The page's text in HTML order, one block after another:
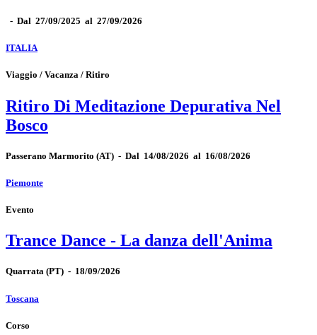
- Dal 27/09/2025 al 27/09/2026
ITALIA
Viaggio / Vacanza / Ritiro
Ritiro Di Meditazione Depurativa Nel
Bosco
Passerano Marmorito (AT) - Dal 14/08/2026 al 16/08/2026
Piemonte
Evento
Trance Dance - La danza dell'Anima
Quarrata (PT) - 18/09/2026
Toscana
Corso